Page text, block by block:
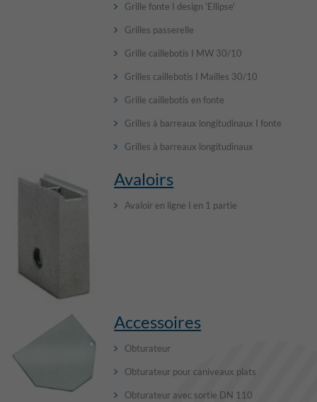
Grille fonte I design 'Ellipse'
Grilles passerelle
Grille caillebotis I MW 30/10
Grilles caillebotis I Mailles 30/10
Grille caillebotis en fonte
Grilles à barreaux longitudinaux I fonte
Grilles à barreaux longitudinaux
Avaloirs
Avaloir en ligne I en 1 partie
Accessoires
Obturateur
Obturateur pour caniveaux plats
Obturateur avec sortie DN 110